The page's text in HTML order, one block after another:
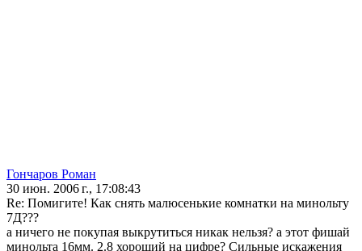
Гончаров Роман
30 июн. 2006 г., 17:08:43
Re: Помигите! Как снять малюсенькие комнатки на минольту
7Д???
а ничего не покупая выкрутиться никак нельзя? а этот фишай
минольта 16мм. 2.8 хороший на цифре? Сильные искажения